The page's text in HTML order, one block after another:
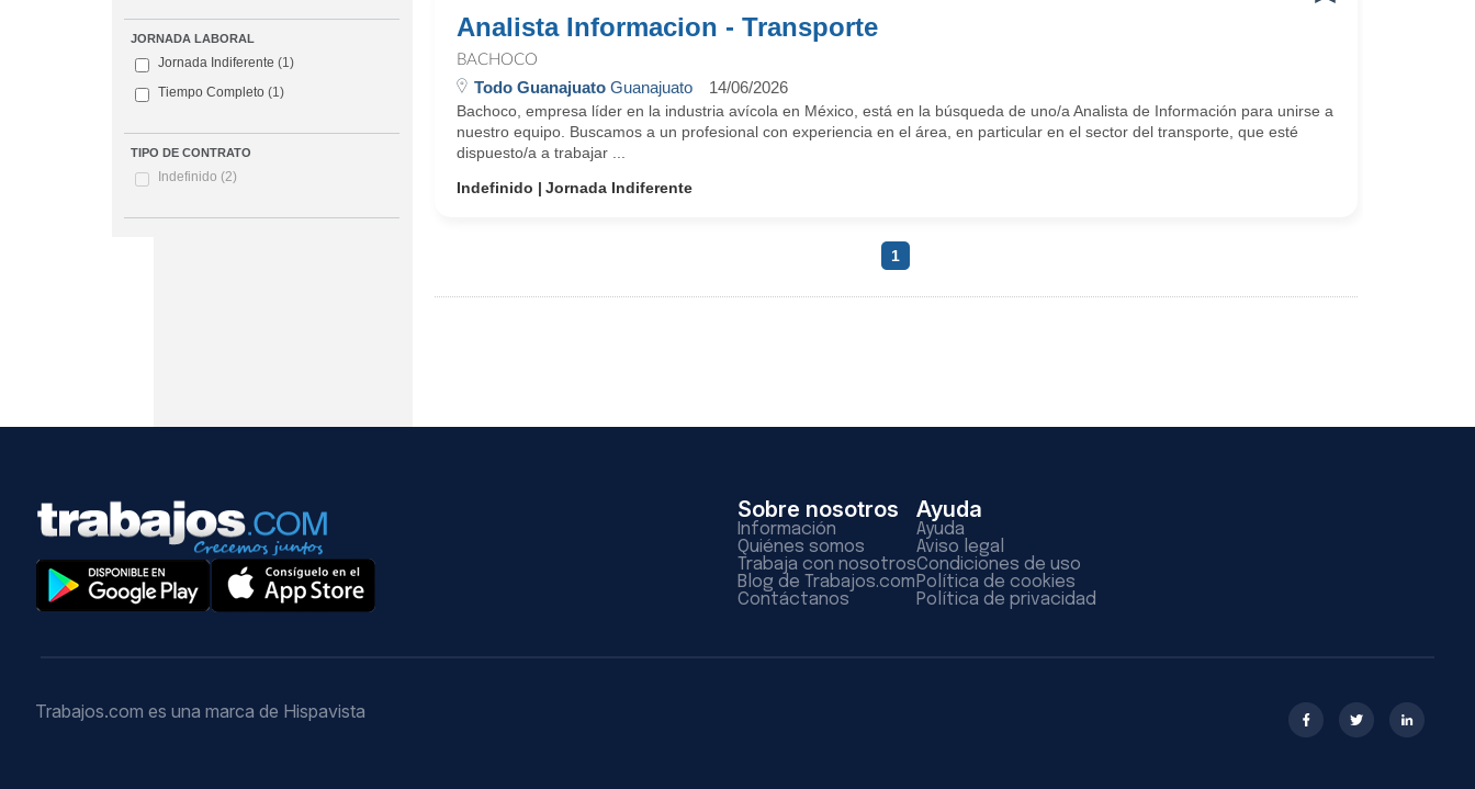
JORNADA LABORAL
Jornada Indiferente (1)
Tiempo Completo (1)
TIPO DE CONTRATO
Indefinido (2)
Analista Informacion - Transporte
BACHOCO
Todo GuanajuatoGuanajuato 14/06/2026
Bachoco, empresa líder en la industria avícola en México, está en la búsqueda de uno/a Analista de Información para unirse a
nuestro equipo. Buscamos a un profesional con experiencia en el área, en particular en el sector del transporte, que esté
dispuesto/a a trabajar ...
Indefinido
Jornada Indiferente
1
Sobre nosotros
Información
Quiénes somos
Trabaja con nosotros
Blog de Trabajos.com
Contáctanos
Ayuda
Ayuda
Aviso legal
Condiciones de uso
Política de cookies
Política de privacidad
Trabajos.com es una marca de Hispavista